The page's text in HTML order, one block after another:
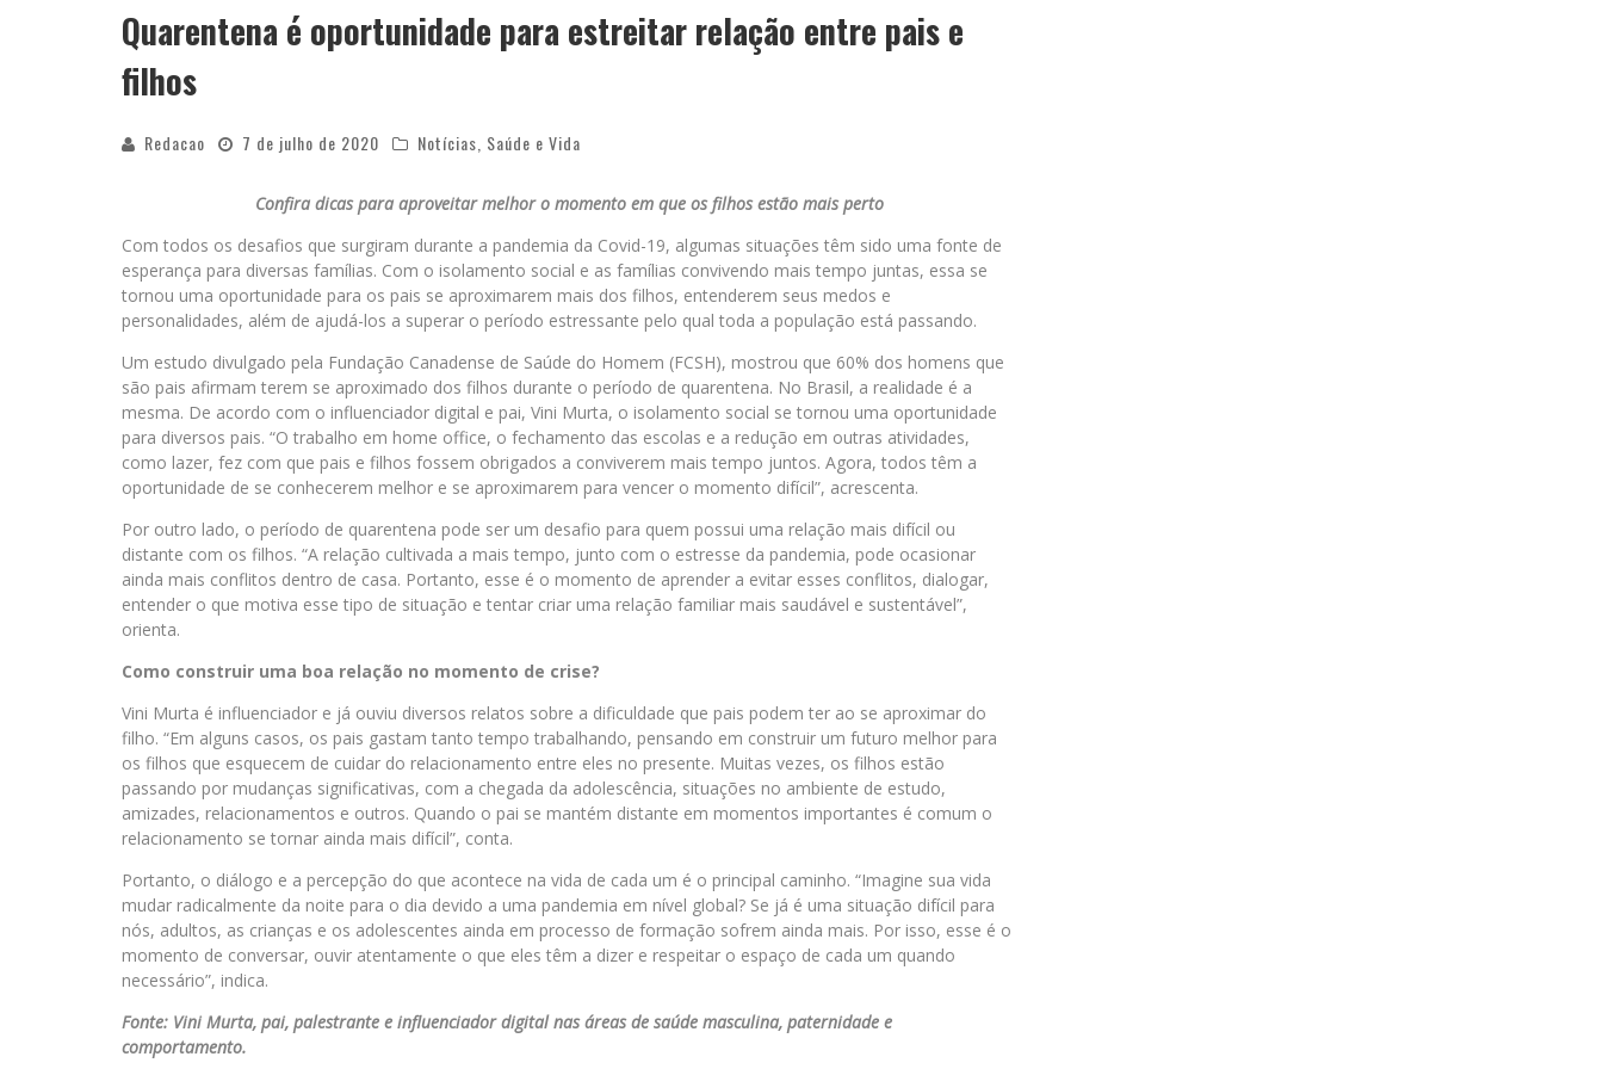
Quarentena é oportunidade para estreitar relação entre pais e
filhos
Redacao 7 de julho de 2020 Notícias Saúde e Vida
Confira dicas para aproveitar melhor o momento em que os filhos estão mais perto
Com todos os desafios que surgiram durante a pandemia da Covid-19, algumas situações têm sido uma fonte de
esperança para diversas famílias. Com o isolamento social e as famílias convivendo mais tempo juntas, essa se
tornou uma oportunidade para os pais se aproximarem mais dos filhos, entenderem seus medos e
personalidades, além de ajudá-los a superar o período estressante pelo qual toda a população está passando.
Um estudo divulgado pela Fundação Canadense de Saúde do Homem (FCSH), mostrou que 60% dos homens que
são pais afirmam terem se aproximado dos filhos durante o período de quarentena. No Brasil, a realidade é a
mesma. De acordo com o influenciador digital e pai, Vini Murta, o isolamento social se tornou uma oportunidade
para diversos pais. “O trabalho em home office, o fechamento das escolas e a redução em outras atividades,
como lazer, fez com que pais e filhos fossem obrigados a conviverem mais tempo juntos. Agora, todos têm a
oportunidade de se conhecerem melhor e se aproximarem para vencer o momento difícil”, acrescenta.
Por outro lado, o período de quarentena pode ser um desafio para quem possui uma relação mais difícil ou
distante com os filhos. “A relação cultivada a mais tempo, junto com o estresse da pandemia, pode ocasionar
ainda mais conflitos dentro de casa. Portanto, esse é o momento de aprender a evitar esses conflitos, dialogar,
entender o que motiva esse tipo de situação e tentar criar uma relação familiar mais saudável e sustentável”,
orienta.
Como construir uma boa relação no momento de crise?
Vini Murta é influenciador e já ouviu diversos relatos sobre a dificuldade que pais podem ter ao se aproximar do
filho. “Em alguns casos, os pais gastam tanto tempo trabalhando, pensando em construir um futuro melhor para
os filhos que esquecem de cuidar do relacionamento entre eles no presente. Muitas vezes, os filhos estão
passando por mudanças significativas, com a chegada da adolescência, situações no ambiente de estudo,
amizades, relacionamentos e outros. Quando o pai se mantém distante em momentos importantes é comum o
relacionamento se tornar ainda mais difícil”, conta.
Portanto, o diálogo e a percepção do que acontece na vida de cada um é o principal caminho. “Imagine sua vida
mudar radicalmente da noite para o dia devido a uma pandemia em nível global? Se já é uma situação difícil para
nós, adultos, as crianças e os adolescentes ainda em processo de formação sofrem ainda mais. Por isso, esse é o
momento de conversar, ouvir atentamente o que eles têm a dizer e respeitar o espaço de cada um quando
necessário”, indica.
Fonte: Vini Murta, pai, palestrante e influenciador digital nas áreas de saúde masculina, paternidade e
comportamento.